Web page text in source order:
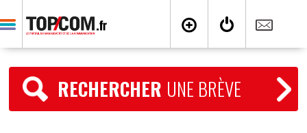
RECHERCHER UNE BRÈVE